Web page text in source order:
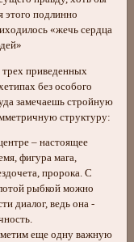
этого подлинно
«жечь сердца
приведенных
без особого
замечаешь стройную
структуру:
– настоящее
фигура мага,
пророка. С
рыбкой можно
диалог, ведь она -
еще одну важную